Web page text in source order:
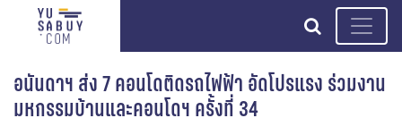
search
อนันดาฯ ส่ง 7 คอนโดติดรถไฟฟ้า อัดโปรแรง ร่วมงาน
มหกรรมบ้านและคอนโดฯ ครั้งที่ 34